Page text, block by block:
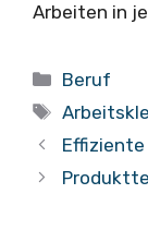
Arbeiten in
Kategorien
Beruf